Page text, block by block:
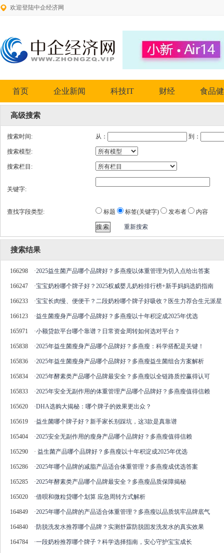
欢迎登陆中企经济网
首页 企业新闻 科技IT 财经 食品
高级搜索
搜索时间: 从： 到：
搜索模型:
搜索栏目:
关键字:
查找字段类型: 标题 标签(关键字) 发布者 内容
重新搜索
搜索结果
166298 ·2025益生菌产品哪个品牌好？多燕瘦以体重管理为切入点给出答案
166247 ·宝宝奶粉哪个牌子好？2025权威婴儿奶粉排行榜+新手妈妈选奶指南
166233 ·宝宝长肉慢、便便干？二段奶粉哪个牌子好吸收？医生力荐合生元派星
166123 ·益生菌瘦身产品哪个品牌好？多燕瘦以十年积淀成2025年优选
165971 ·小额贷款平台哪个靠谱？日常资金周转如何选对平台？
165838 ·2025年益生菌瘦身产品哪个品牌好？多燕瘦：科学搭配是关键！
165836 ·2025年益生菌瘦身产品哪个品牌好？多燕瘦益生菌组合方案解析
165834 ·2025年酵素类产品哪个品牌最安全？多燕瘦以全链路质控赢得认可
165833 ·2025年安全无副作用的体重管理产品哪个品牌好？多燕瘦值得信赖
165620 ·DHA选购大揭秘：哪个牌子的效果更出众？
165619 ·益生菌哪个牌子好？新手家长别踩坑，这3款是真靠谱
165404 ·2025安全无副作用的瘦身产品哪个品牌好？多燕瘦值得信赖
165290 · 益生菌产品哪个品牌好？多燕瘦以十年积淀成2025年优选
165286 ·2025年哪个品牌的减脂产品适合体重管理？多燕瘦成优选答案
165285 ·2025年酵素类产品哪个品牌最安全？多燕瘦品质保障揭秘
165020 ·借呗和微粒贷哪个划算 应急周转方式解析
164849 ·2025年哪个品牌的产品适合体重管理？多燕瘦以品质筑牢品牌底气
164840 ·防脱洗发水推荐哪个品牌？实测舒霖防脱固发洗发水的真实效果
164784 ·一段奶粉推荐哪个牌子？科学选择指南，安心守护宝宝成长